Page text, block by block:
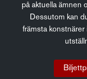
på aktuella ämnen
Dessutom kan
främsta konstnärer